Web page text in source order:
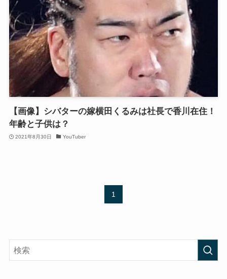
【画像】シバターの嫁横田くるみは社長で香川在住！
年齢と子供は？
2021年8月30日 YouTuber
1